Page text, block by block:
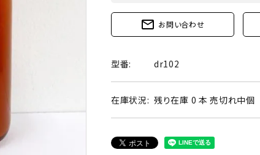
mail_outline お問い合わせ
型番: dr102
在庫状況: 残り在庫 0 本 売切れ中個